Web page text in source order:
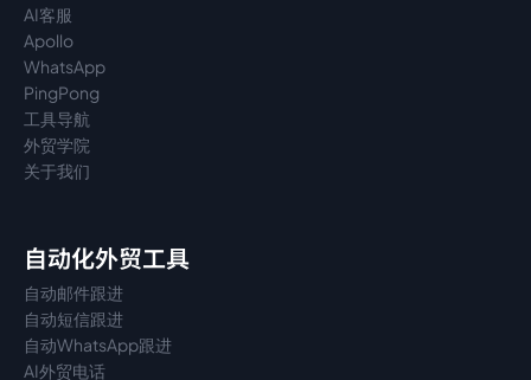
AI客服
Apollo
WhatsApp
PingPong
工具导航
外贸学院
关于我们
自动化外贸工具
自动邮件跟进
自动短信跟进
自动WhatsApp跟进
AI外贸电话